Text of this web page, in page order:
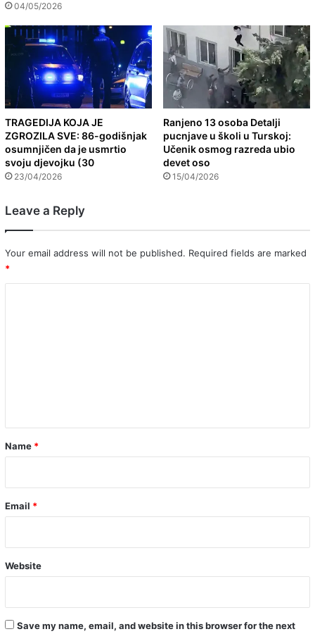
04/05/2026
TRAGEDIJA KOJA JE
ZGROZILA SVE: 86-godišnjak
osumnjičen da je usmrtio
svoju djevojku (30
23/04/2026
Ranjeno 13 osoba Detalji
pucnjave u školi u Turskoj:
Učenik osmog razreda ubio
devet oso
15/04/2026
Leave a Reply
Your email address will not be published. Required fields are marked
*
*
Name *
Email *
Website
Save my name, email, and website in this browser for the next